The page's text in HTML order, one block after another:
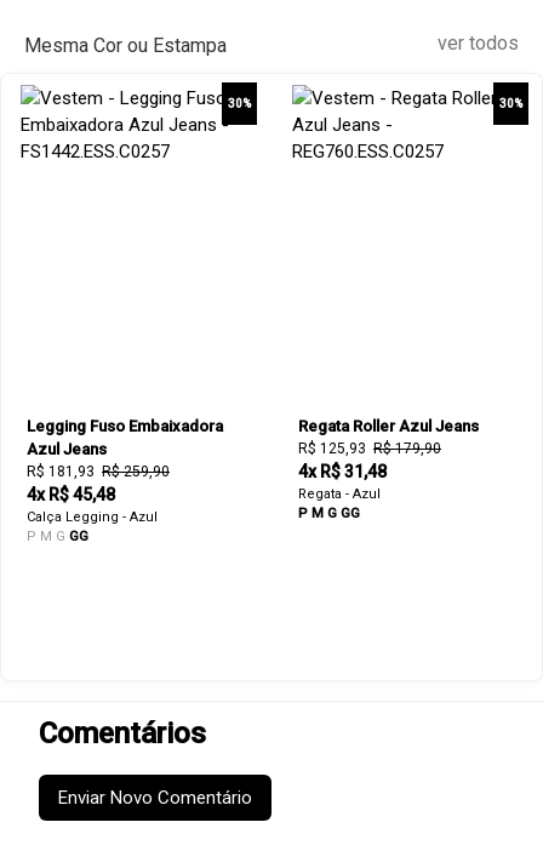
Mesma Cor ou Estampa ver todos
30%
Legging Fuso Embaixadora
Azul Jeans
R$ 181,93 R$ 259,90
4x R$ 45,48
Calça Legging - Azul
P M G GG
30%
Regata Roller Azul Jeans
R$ 125,93 R$ 179,90
4x R$ 31,48
Regata - Azul
P M G GG
Comentários
Enviar Novo Comentário